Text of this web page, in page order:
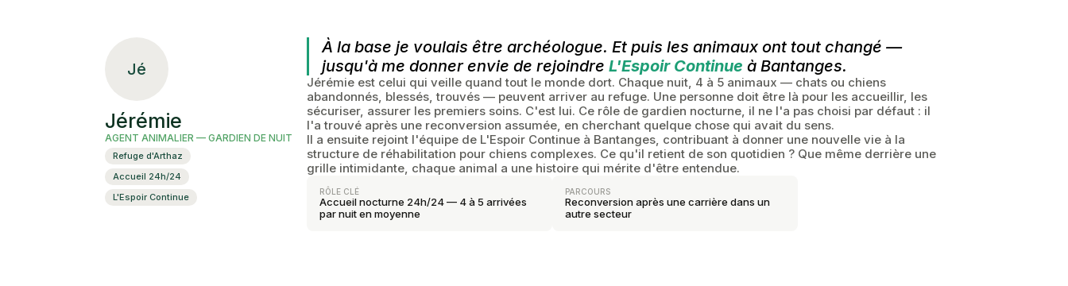
Jé
Jérémie
AGENT ANIMALIER — GARDIEN DE NUIT
Refuge d'Arthaz
Accueil 24h/24
L'Espoir Continue
À la base je voulais être archéologue. Et puis les animaux ont tout changé —
jusqu'à me donner envie de rejoindre L'Espoir Continue à Bantanges.
Jérémie est celui qui veille quand tout le monde dort. Chaque nuit, 4 à 5 animaux — chats ou chiens
abandonnés, blessés, trouvés — peuvent arriver au refuge. Une personne doit être là pour les accueillir, les
sécuriser, assurer les premiers soins. C'est lui. Ce rôle de gardien nocturne, il ne l'a pas choisi par défaut : il
l'a trouvé après une reconversion assumée, en cherchant quelque chose qui avait du sens.
Il a ensuite rejoint l'équipe de L'Espoir Continue à Bantanges, contribuant à donner une nouvelle vie à la
structure de réhabilitation pour chiens complexes. Ce qu'il retient de son quotidien ? Que même derrière une
grille intimidante, chaque animal a une histoire qui mérite d'être entendue.
RÔLE CLÉ
Accueil nocturne 24h/24 — 4 à 5 arrivées
par nuit en moyenne
PARCOURS
Reconversion après une carrière dans un
autre secteur